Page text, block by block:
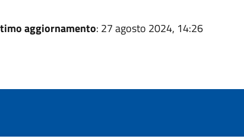
aggiornamento: 27 agosto 2024, 14:26